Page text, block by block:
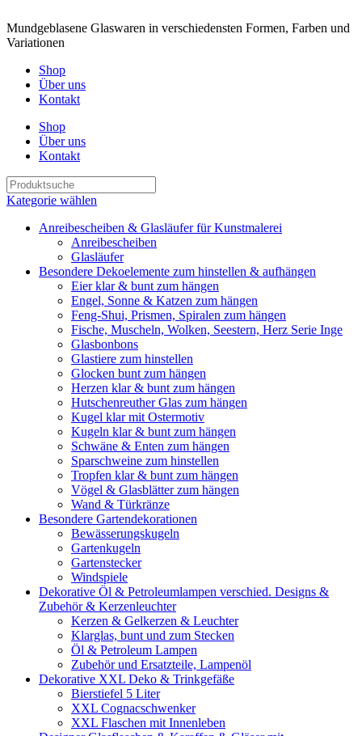
Mundgeblasene Glaswaren in verschiedensten Formen, Farben und
Variationen
Shop
Über uns
Kontakt
Shop
Über uns
Kontakt
Kategorie wählen
Anreibescheiben & Glasläufer für Kunstmalerei
Anreibescheiben
Glasläufer
Besondere Dekoelemente zum hinstellen & aufhängen
Eier klar & bunt zum hängen
Engel, Sonne & Katzen zum hängen
Feng-Shui, Prismen, Spiralen zum hängen
Fische, Muscheln, Wolken, Seestern, Herz Serie Inge
Glasbonbons
Glastiere zum hinstellen
Glocken bunt zum hängen
Herzen klar & bunt zum hängen
Hutschenreuther Glas zum hängen
Kugel klar mit Ostermotiv
Kugeln klar & bunt zum hängen
Schwäne & Enten zum hängen
Sparschweine zum hinstellen
Tropfen klar & bunt zum hängen
Vögel & Glasblätter zum hängen
Wand & Türkränze
Besondere Gartendekorationen
Bewässerungskugeln
Gartenkugeln
Gartenstecker
Windspiele
Dekorative Öl & Petroleumlampen verschied. Designs &
Zubehör & Kerzenleuchter
Kerzen & Gelkerzen & Leuchter
Klarglas, bunt und zum Stecken
Öl & Petroleum Lampen
Zubehör und Ersatzteile, Lampenöl
Dekorative XXL Deko & Trinkgefäße
Bierstiefel 5 Liter
XXL Cognacschwenker
XXL Flaschen mit Innenleben